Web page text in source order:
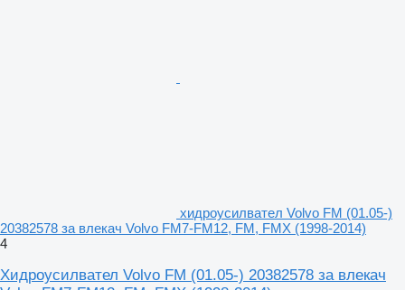
хидроусилвател Volvo FM (01.05-)
20382578 за влекач Volvo FM7-FM12, FM, FMX (1998-2014)
4
Хидроусилвател Volvo FM (01.05-) 20382578 за влекач